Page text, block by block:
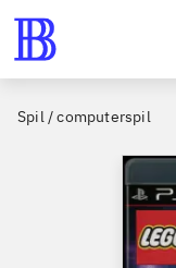
Spil / computerspil